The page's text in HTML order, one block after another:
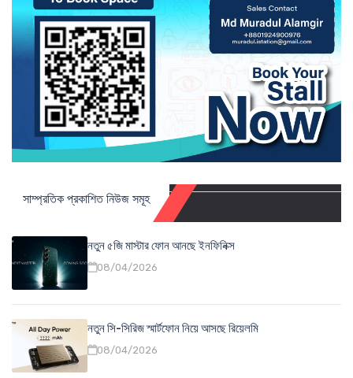
সাম্প্রতিক প্রকাশিত নিউজ সমূহ
নতুন ৫জি মাস্টার ফোন আনছে ইনফিনিক্স
08/04/2026
নতুন সি-সিরিজ স্মার্টফোন নিয়ে আসছে রিয়েলমি
08/04/2026